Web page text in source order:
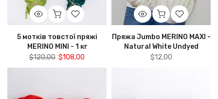
5 мотків товстої пряжі
MERINO MINI - 1 кг
$120,00 $108,00
Пряжа Jumbo MERINO MAXI -
Natural White Undyed
$12,00